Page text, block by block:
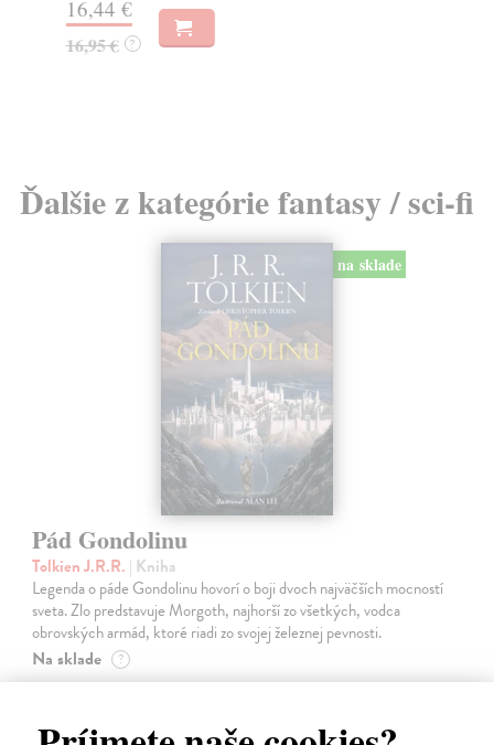
16,44 €
16,95 € ?
Ďalšie z kategórie fantasy / sci-fi
na sklade
Pád Gondolinu
Tolkien J.R.R. | Kniha
Legenda o páde Gondolinu hovorí o boji dvoch najväčších mocností
sveta. Zlo predstavuje Morgoth, najhorší zo všetkých, vodca
obrovských armád, ktoré riadi zo svojej železnej pevnosti.
Na sklade ?
19,95 € ?